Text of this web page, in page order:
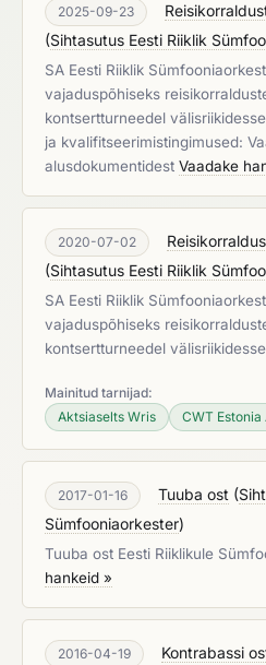
2025-09-23
(Sihtasutus Eesti Riiklik
SA Eesti Riiklik
vajaduspõhiseks
kontsertturneedel
ja kvalifitseerimistingimused:
alusdokumentidest Vaadake
2020-07-02
(Sihtasutus Eesti Riiklik
SA Eesti Riiklik
vajaduspõhiseks
kontsertturneedel
Mainitud tarnijad:
Aktsiaselts Wris
CWT Estonia
2017-01-16 Tuuba ost (
Sümfooniaorkester)
Tuuba ost Eesti Riiklikule
hankeid »
2016-04-19 Kontrabassi